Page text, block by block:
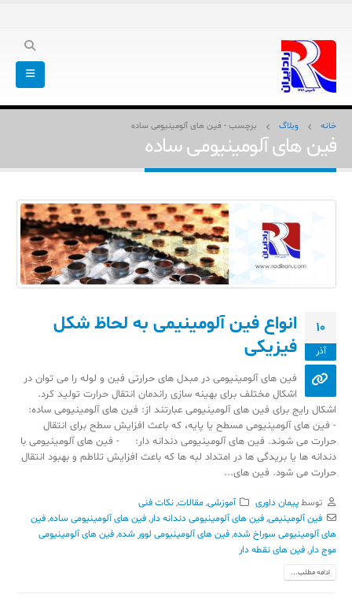
خانه وبلاگ برچسب - فین های آلومینیومی ساده
فین های آلومینیومی ساده
10
آذر
انواع فین آلومینیمی به لحاظ شکل
فیزیکی
فین های آلومینیومی در مبدل های حرارتی فین و لوله را می توان در
اشکال مختلف برای بهینه سازی راندمان انتقال حرارت تولید کرد.
اشکال رایج برای فین های آلومینیومی عبارتند از: فین های آلومینیومی ساده:
- فین های آلومینیومی مسطح یا پایه، که باعث افزایش سطح برای انتقال
حرارت می شوند. فین های آلومینیومی دندانه دار: - فین های آلومینیومی با
دندانه ها یا بریدگی ها در امتداد لبه ها که باعث افزایش تلاطم و بهبود انتقال
حرارت می شود. فین های...
توسطپیمان داوری آموزشی,مقالات,نکات فنی
فین آلومینیمی,فین های آلومینیومی دندانه دار,فین های آلومینیومی ساده,فین
های آلومینیومی سوراخ شده,فین های آلومینیومی لوور شده,فین های آلومینیومی
موج دار,فین های نقطه دار
ادامه مطلب...